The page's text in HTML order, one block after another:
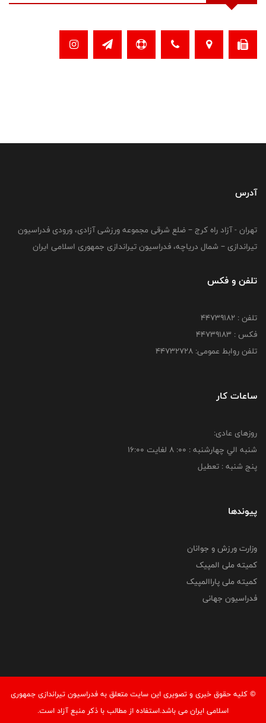
آدرس
تهران - آزاد راه کرج – ضلع شرقی مجموعه ورزشی آزادی، ورودی فدراسیون
تیراندازی – شمال دریاچه، فدراسیون تیراندازی جمهوری اسلامی ایران
تلفن و فکس
تلفن : ۴۴۷۳۹۱۸۲
فکس : ۴۴۷۳۹۱۸3
تلفن روابط عمومی: ۴۴۷۳۲۷۲۸
ساعات کار
روزهای عادی:
شنبه الي چهارشنبه : 00: 8 لغايت 16:00
پنج شنبه : تعطیل
پیوندها
وزارت ورزش و جوانان
کمیته ملی المپیک
کمیته ملی پاراالمپیک
فدراسیون جهانی
© کليه حقوق خبری و تصويری اين سايت متعلق به فدراسیون تیراندازی جمهوری
اسلامی ایران می باشد.استفاده از مطالب با ذكر منبع آزاد است.